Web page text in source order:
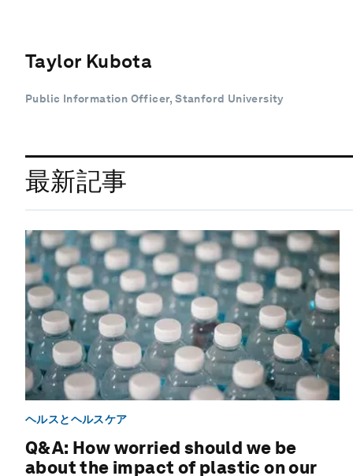
Taylor Kubota
Public Information Officer, Stanford University
最新記事
ヘルスとヘルスケア
Q&A: How worried should we be
about the impact of plastic on our